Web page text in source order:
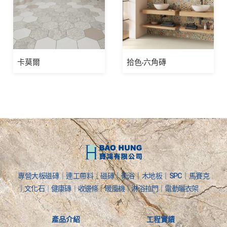
卡莫爾 拾色-六角磚
專營大板磁磚｜連工帶料｜磁磚｜衛浴｜木地板｜SPC｜馬賽克
｜文化石｜健康磚｜收邊條｜暖風機｜淋浴拉門｜電動曬衣架
產品介紹 工程實績